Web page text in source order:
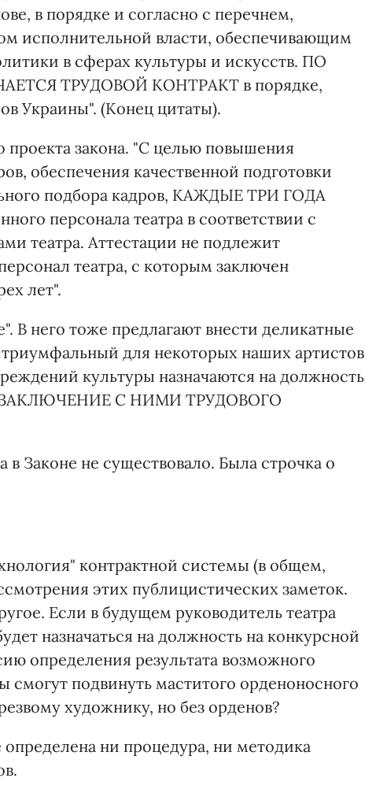
в порядке и согласно с перечнем,
исполнительной власти, обеспечивающим
в сферах культуры и искусств. ПО
ТРУДОВОЙ КОНТРАКТ в порядке,
Украины". (Конец цитаты).
закона. "С целью повышения
обеспечения качественной подготовки
подбора кадров, КАЖДЫЕ ТРИ ГОДА
персонала театра в соответствии с
театра. Аттестации не подлежит
театра, с которым заключен
лет".
В него тоже предлагают внести деликатные
для некоторых наших артистов
культуры назначаются на должность
С НИМИ ТРУДОВОГО
Законе не существовало. Была строчка о
контрактной системы (в общем,
этих публицистических заметок.
Если в будущем руководитель театра
назначаться на должность на конкурсной
определения результата возможного
смогут подвинуть маститого орденоносного
художнику, но без орденов?
определена ни процедура, ни методика